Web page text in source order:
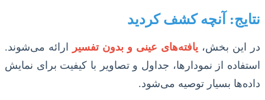
نتایج: آنچه کشف کردید
در این بخش، یافته‌های عینی و بدون تفسیر
ارائه می‌شوند.
استفاده از نمودارها، جداول و تصاویر با کیفیت برای نمایش
داده‌ها بسیار توصیه می‌شود.